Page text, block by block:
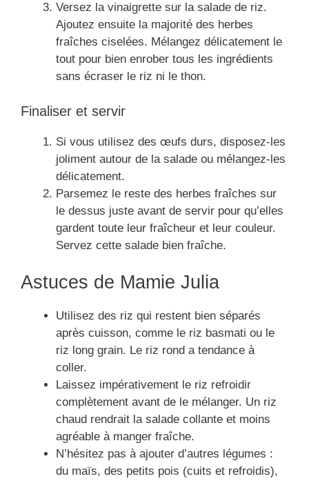
Versez la vinaigrette sur la salade de riz.
Ajoutez ensuite la majorité des herbes
fraîches ciselées. Mélangez délicatement le
tout pour bien enrober tous les ingrédients
sans écraser le riz ni le thon.
Finaliser et servir
Si vous utilisez des œufs durs, disposez-les
joliment autour de la salade ou mélangez-les
délicatement.
Parsemez le reste des herbes fraîches sur
le dessus juste avant de servir pour qu’elles
gardent toute leur fraîcheur et leur couleur.
Servez cette salade bien fraîche.
Astuces de Mamie Julia
Utilisez des riz qui restent bien séparés
après cuisson, comme le riz basmati ou le
riz long grain. Le riz rond a tendance à
coller.
Laissez impérativement le riz refroidir
complètement avant de le mélanger. Un riz
chaud rendrait la salade collante et moins
agréable à manger fraîche.
N’hésitez pas à ajouter d’autres légumes :
du maïs, des petits pois (cuits et refroidis),